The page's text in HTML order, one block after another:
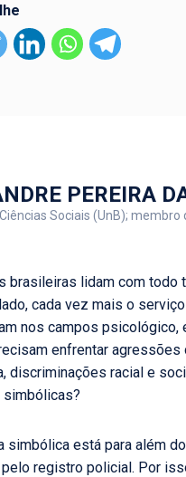
PEREIRA
Sociais (UnB);
brasileiras lidam com todo
cada vez mais o
nos campos psicológico,
enfrentar
discriminações racial e
simbólica está para além
registro policial. Por